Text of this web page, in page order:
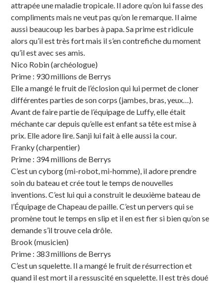
attrapée une maladie tropicale. Il adore qu’on lui fasse des
compliments mais ne veut pas qu’on le remarque. Il aime
aussi beaucoup les barbes à papa. Sa prime est ridicule
alors qu’il est très fort mais il s’en contrefiche du moment
qu’il est avec ses amis.
Nico Robin (archéologue)
Prime : 930 millions de Berrys
Elle a mangé le fruit de l’éclosion qui lui permet de cloner
différentes parties de son corps (jambes, bras, yeux…).
Avant de faire partie de l’équipage de Luffy, elle était
méchante car depuis qu’elle est enfant sa tête est mise à
prix. Elle adore lire. Sanji lui fait à elle aussi la cour.
Franky (charpentier)
Prime : 394 millions de Berrys
C’est un cyborg (mi-robot, mi-homme), il adore prendre
soin du bateau et crée tout le temps de nouvelles
inventions. C’est lui qui a construit le deuxième bateau de
l’Équipage de Chapeau de paille. C’est un pervers qui se
promène tout le temps en slip et il en est fier si bien qu’on se
demande s’il trouve cela drôle.
Brook (musicien)
Prime : 383 millions de Berrys
C’est un squelette. Il a mangé le fruit de résurrection et
quand il est mort il a ressuscité en squelette. Il est très doué